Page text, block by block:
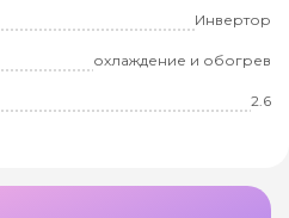
Инвертор
охлаждение и обогрев
2.6